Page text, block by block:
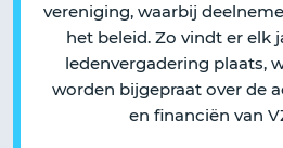
vereniging, waarbij
het beleid. Zo vindt er elk
ledenvergadering plaats,
worden bijgepraat over de
en financiën van